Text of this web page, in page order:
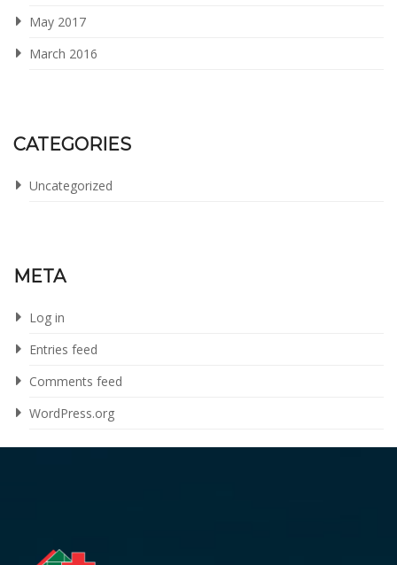
May 2017
March 2016
CATEGORIES
Uncategorized
META
Log in
Entries feed
Comments feed
WordPress.org